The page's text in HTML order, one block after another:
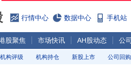
行情中心 数据中心 手机站
股聚焦 市场快讯 AH股动态 公
机构评级 机构持仓 新股上市 公司回购